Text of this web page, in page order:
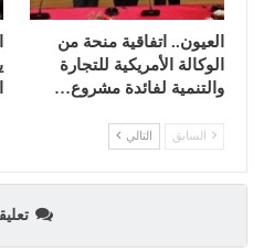
العيون.. اتفاقية منحة من
الوكالة الأمريكية للتجارة
والتنمية لفائدة مشروع…
السابق التالي